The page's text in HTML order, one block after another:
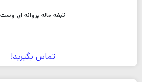
تیغه ماله پروانه ای وست
تماس بگیرید!